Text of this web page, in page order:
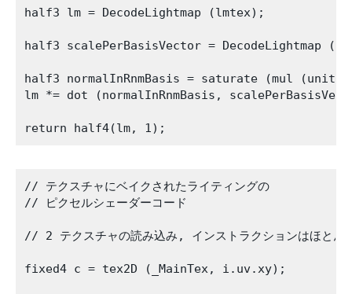
half3 lm = DecodeLightmap (lmtex);
half3 scalePerBasisVector = DecodeLightmap
half3 normalInRnmBasis = saturate (mul
lm *= dot (normalInRnmBasis,
// テクスチャにベイクされたライティングの
// ピクセルシェーダーコード
// 2 テクスチャの読み込み, インストラクションはほとん
fixed4 c = tex2D (_MainTex, i.uv.xy);